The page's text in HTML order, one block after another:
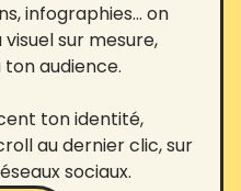
infographies… on
sur mesure,
audience.
ton identité,
au dernier clic, sur
sociaux.